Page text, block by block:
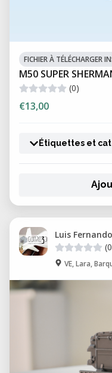
FICHIER À TÉLÉCHARGER
M50 SUPER
(0)
€13,00
Étiquettes et
Luis
VE, Lara,